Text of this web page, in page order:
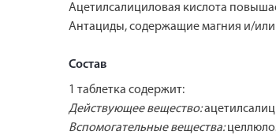
Ацетилсалициловая кислота
Антациды, содержащие магния и/
Состав
1 таблетка содержит:
Действующее вещество:
Вспомогательные вещества: